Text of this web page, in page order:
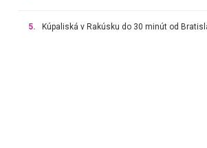
5. Kúpaliská v Rakúsku do 30 minút od